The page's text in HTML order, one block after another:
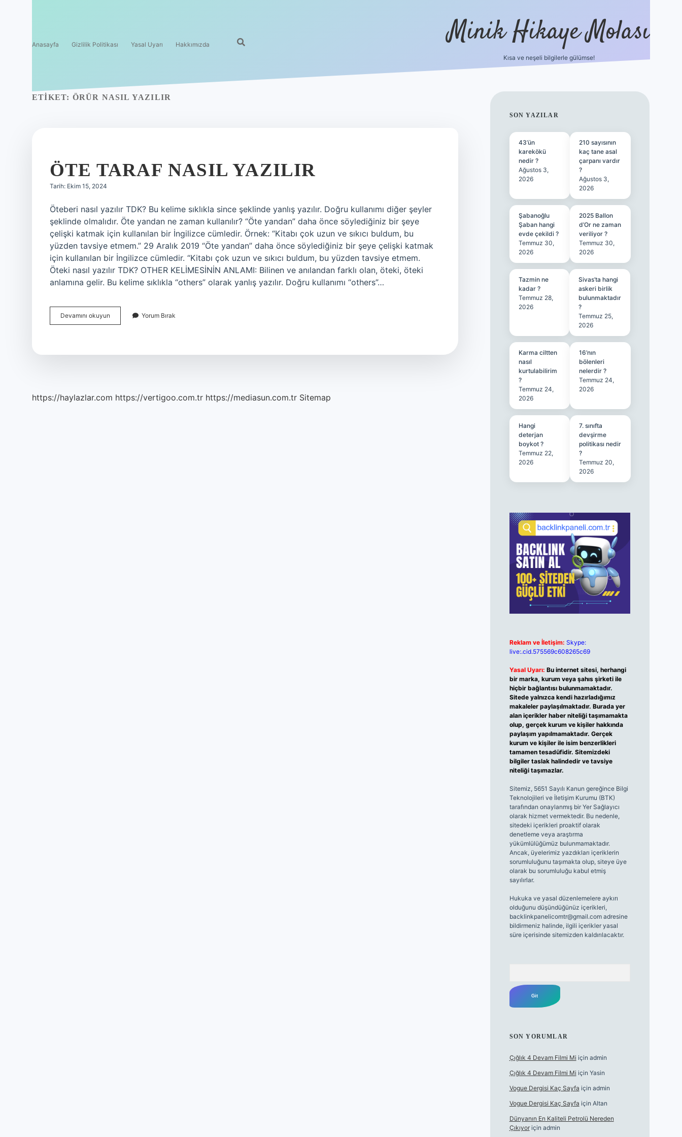
Anasayfa Gizlilik Politikası Yasal Uyarı Hakkımızda Minik Hikaye Molası
Kısa ve neşeli bilgilerle gülümse!
ETIKET: ÖRÜR NASIL YAZILIR
ÖTE TARAF NASIL YAZILIR
Tarih: Ekim 15, 2024
Öteberi nasıl yazılır TDK? Bu kelime sıklıkla since şeklinde yanlış yazılır. Doğru kullanımı diğer şeyler
şeklinde olmalıdır. Öte yandan ne zaman kullanılır? “Öte yandan” daha önce söylediğiniz bir şeye
çelişki katmak için kullanılan bir İngilizce cümledir. Örnek: “Kitabı çok uzun ve sıkıcı buldum, bu
yüzden tavsiye etmem.” 29 Aralık 2019 “Öte yandan” daha önce söylediğiniz bir şeye çelişki katmak
için kullanılan bir İngilizce cümledir. “Kitabı çok uzun ve sıkıcı buldum, bu yüzden tavsiye etmem.
Öteki nasıl yazılır TDK? OTHER KELİMESİNİN ANLAMI: Bilinen ve anılandan farklı olan, öteki, öteki
anlamına gelir. Bu kelime sıklıkla “others” olarak yanlış yazılır. Doğru kullanımı “others”…
Devamını okuyun
Taraf
Yorum Bırak
https://haylazlar.com https://vertigoo.com.tr https://mediasun.com.tr Sitemap
SIDEBAR
SON YAZILAR
43’ün
karekökü
nedir ?
Ağustos 3,
2026
210 sayısının
kaç tane asal
çarpanı vardır
?
Ağustos 3,
2026
Şabanoğlu
Şaban hangi
evde çekildi ?
Temmuz 30,
2026
2025 Ballon
d’Or ne zaman
veriliyor ?
Temmuz 30,
2026
Tazmin ne
kadar ?
Temmuz 28,
2026
Sivas’ta hangi
askeri birlik
bulunmaktadır
?
Temmuz 25,
2026
Karma ciltten
nasıl
kurtulabilirim
?
Temmuz 24,
2026
16’nın
bölenleri
nelerdir ?
Temmuz 24,
2026
Hangi
deterjan
boykot ?
Temmuz 22,
2026
7. sınıfta
devşirme
politikası nedir
?
Temmuz 20,
2026
Reklam ve İletişim: Skype:
live:.cid.575569c608265c69
Yasal Uyarı: Bu internet sitesi, herhangi
bir marka, kurum veya şahıs şirketi ile
hiçbir bağlantısı bulunmamaktadır.
Sitede yalnızca kendi hazırladığımız
makaleler paylaşılmaktadır. Burada yer
alan içerikler haber niteliği taşımamakta
olup, gerçek kurum ve kişiler hakkında
paylaşım yapılmamaktadır. Gerçek
kurum ve kişiler ile isim benzerlikleri
tamamen tesadüfidir. Sitemizdeki
bilgiler taslak halindedir ve tavsiye
niteliği taşımazlar.
Sitemiz, 5651 Sayılı Kanun gereğince Bilgi
Teknolojileri ve İletişim Kurumu (BTK)
tarafından onaylanmış bir Yer Sağlayıcı
olarak hizmet vermektedir. Bu nedenle,
sitedeki içerikleri proaktif olarak
denetleme veya araştırma
yükümlülüğümüz bulunmamaktadır.
Ancak, üyelerimiz yazdıkları içeriklerin
sorumluluğunu taşımakta olup, siteye üye
olarak bu sorumluluğu kabul etmiş
sayılırlar.
Hukuka ve yasal düzenlemelere aykırı
olduğunu düşündüğünüz içerikleri,
backlinkpanelicomtr@gmail.comadresine
bildirmeniz halinde, ilgili içerikler yasal
süre içerisinde sitemizden kaldırılacaktır.
SON YORUMLAR
Çığlık 4 Devam Filmi Mi için admin
Çığlık 4 Devam Filmi Mi için Yasin
Vogue Dergisi Kaç Sayfa için admin
Vogue Dergisi Kaç Sayfa için Altan
Dünyanın En Kaliteli Petrolü Nereden
Çıkıyoriçin admin
elexbett.net